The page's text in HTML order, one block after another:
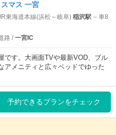
マス 一宮
東海道本線(浜松～岐阜) 稲沢駅 -- 車8
路 /一宮IC
です。大画面TVや最新VOD、ブル
アメニティと広々ベッドでゆった
予約できるプランをチェック